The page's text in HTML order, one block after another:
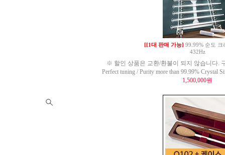
[[1대 판매 가능] 99.99% 순도 크
432Hz
※ 할인 상품은 교환/환불이 되지 않습니다.
Perfect tuning / Purity more than 99.99% Crystal
1,500,000원